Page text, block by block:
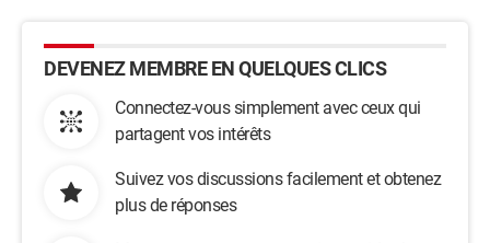
DEVENEZ MEMBRE EN QUELQUES CLICS
Connectez-vous simplement avec ceux qui
partagent vos intérêts
Suivez vos discussions facilement et obtenez
plus de réponses